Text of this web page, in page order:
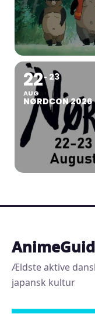
22
AUG
23
NØRDCON 2026
Ældste aktive
japansk kultur